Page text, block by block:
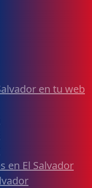
en tu web
en El Salvador